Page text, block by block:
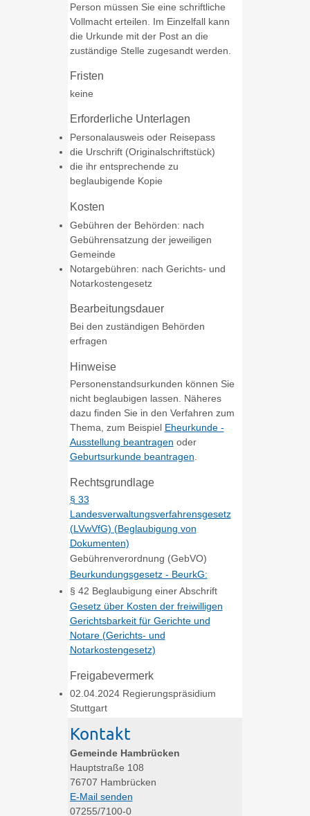
Person müssen Sie eine schriftliche
Vollmacht erteilen. Im Einzelfall kann
die Urkunde mit der Post an die
zuständige Stelle zugesandt werden.
Fristen
keine
Erforderliche Unterlagen
Personalausweis oder Reisepass
die Urschrift (Originalschriftstück)
die ihr entsprechende zu
beglaubigende Kopie
Kosten
Gebühren der Behörden: nach
Gebührensatzung der jeweiligen
Gemeinde
Notargebühren: nach Gerichts- und
Notarkostengesetz
Bearbeitungsdauer
Bei den zuständigen Behörden
erfragen
Hinweise
Personenstandsurkunden können Sie
nicht beglaubigen lassen. Näheres
dazu finden Sie in den Verfahren zum
Thema, zum Beispiel Eheurkunde -
Ausstellung beantragen oder
Geburtsurkunde beantragen
Rechtsgrundlage
§ 33
Landesverwaltungsverfahrensgesetz
(LVwVfG) (Beglaubigung von
Dokumenten)
Gebührenverordnung (GebVO)
Beurkundungsgesetz - BeurkG:
§ 42 Beglaubigung einer Abschrift
Gesetz über Kosten der freiwilligen
Gerichtsbarkeit für Gerichte und
Notare (Gerichts- und
Notarkostengesetz)
Freigabevermerk
02.04.2024 Regierungspräsidium
Stuttgart
Kontakt
Gemeinde Hambrücken
Hauptstraße 108
76707 Hambrücken
E-Mail senden
07255/7100-0